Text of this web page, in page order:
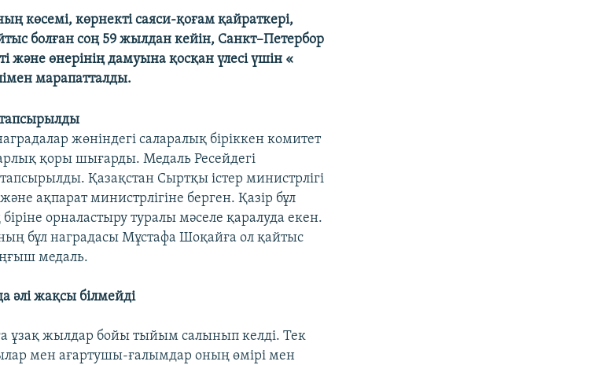
көсемі, көрнекті саяси-қоғам қайраткері,
болған соң 59 жылдан кейін, Санкт–Петербор
өнерінің дамуына қосқан үлесі үшін «
марапатталды.
тапсырылды
жөніндегі саларалық біріккен комитет
қоры шығарды. Медаль Ресейдегі
Қазақстан Сыртқы істер министрлігі
ақпарат министрлігіне берген. Қазір бұл
орналастыру туралы мәселе қаралуда екен.
бұл наградасы Мұстафа Шоқайға ол қайтыс
медаль.
әлі жақсы білмейді
ұзақ жылдар бойы тыйым салынып келді. Тек
мен ағартушы-ғалымдар оның өмірі мен